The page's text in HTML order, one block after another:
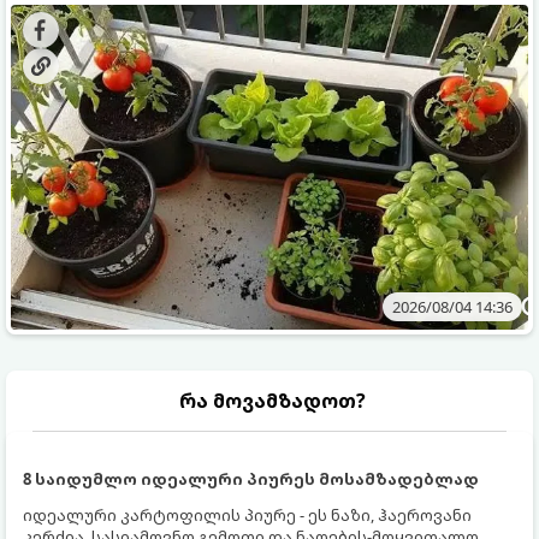
ბოსტნეულს მოკრეფთ.
და როგორ მოუაროთ მათ სწორად.
2026/08/04 14:36
რა მოვამზადოთ?
8 საიდუმლო იდეალური პიურეს მოსამზადებლად
იდეალური კარტოფილის პიურე - ეს ნაზი, ჰაეროვანი